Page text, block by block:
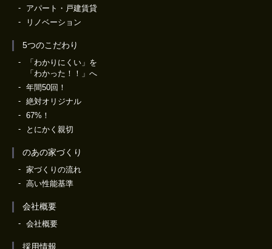
アパート・戸建賃貸
リノベーション
5つのこだわり
「わかりにくい」を
「わかった！！」へ
年間50回！
絶対オリジナル
67%！
とにかく親切
のあの家づくり
家づくりの流れ
高い性能基準
会社概要
会社概要
採用情報